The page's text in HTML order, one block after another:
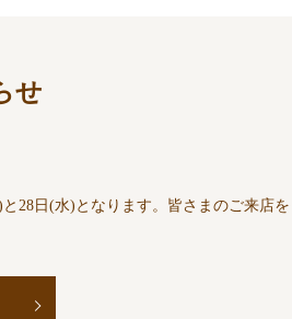
せ
28日(水)となります。皆さまのご来店を